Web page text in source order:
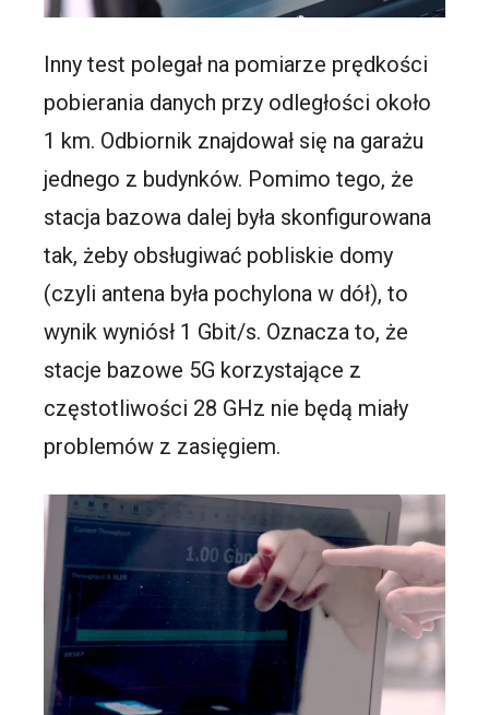
Inny test polegał na pomiarze prędkości
pobierania danych przy odległości około
1 km. Odbiornik znajdował się na garażu
jednego z budynków. Pomimo tego, że
stacja bazowa dalej była skonfigurowana
tak, żeby obsługiwać pobliskie domy
(czyli antena była pochylona w dół), to
wynik wyniósł 1 Gbit/s. Oznacza to, że
stacje bazowe 5G korzystające z
częstotliwości 28 GHz nie będą miały
problemów z zasięgiem.